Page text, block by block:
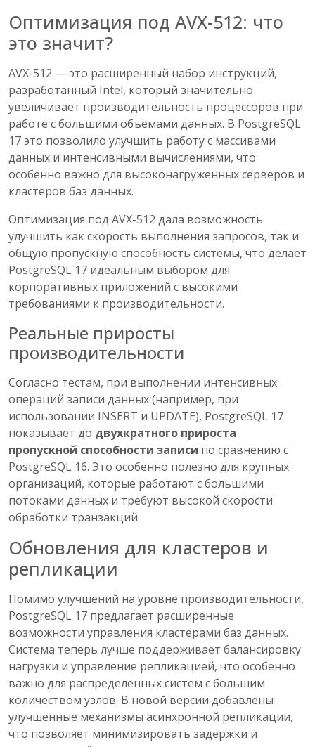
Оптимизация под AVX-512: что
это значит?
AVX-512 — это расширенный набор инструкций,
разработанный Intel, который значительно
увеличивает производительность процессоров при
работе с большими объемами данных. В PostgreSQL
17 это позволило улучшить работу с массивами
данных и интенсивными вычислениями, что
особенно важно для высоконагруженных серверов и
кластеров баз данных.
Оптимизация под AVX-512 дала возможность
улучшить как скорость выполнения запросов, так и
общую пропускную способность системы, что делает
PostgreSQL 17 идеальным выбором для
корпоративных приложений с высокими
требованиями к производительности.
Реальные приросты
производительности
Согласно тестам, при выполнении интенсивных
операций записи данных (например, при
использовании INSERT и UPDATE), PostgreSQL 17
показывает до двухкратного прироста
пропускной способности записи по сравнению с
PostgreSQL 16. Это особенно полезно для крупных
организаций, которые работают с большими
потоками данных и требуют высокой скорости
обработки транзакций.
Обновления для кластеров и
репликации
Помимо улучшений на уровне производительности,
PostgreSQL 17 предлагает расширенные
возможности управления кластерами баз данных.
Система теперь лучше поддерживает балансировку
нагрузки и управление репликацией, что особенно
важно для распределенных систем с большим
количеством узлов. В новой версии добавлены
улучшенные механизмы асинхронной репликации,
что позволяет минимизировать задержки и